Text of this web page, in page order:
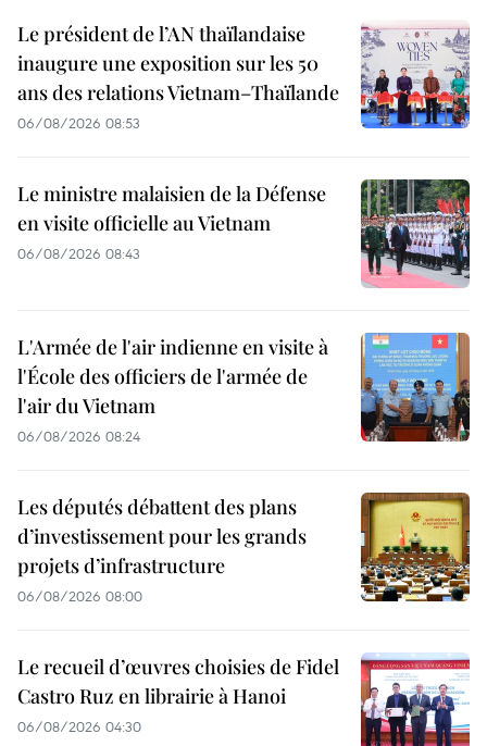
Le président de l’AN thaïlandaise
inaugure une exposition sur les 50
ans des relations Vietnam–Thaïlande
06/08/2026 08:53
Le ministre malaisien de la Défense
en visite officielle au Vietnam
06/08/2026 08:43
L'Armée de l'air indienne en visite à
l'École des officiers de l'armée de
l'air du Vietnam
06/08/2026 08:24
Les députés débattent des plans
d’investissement pour les grands
projets d’infrastructure
06/08/2026 08:00
Le recueil d’œuvres choisies de Fidel
Castro Ruz en librairie à Hanoi
06/08/2026 04:30